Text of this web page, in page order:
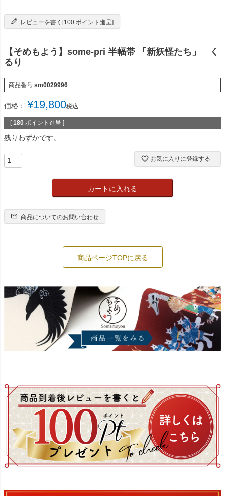
レビューを書く[100 ポイント進呈]
【そめもよう】some-pri 半幅帯 「新妖怪たち」 く
るり
商品番号 sm0029996
価格： ¥19,800税込
[ 180 ポイント進呈 ]
残りわずかです。
お気に入りに登録する
カートに入れる
商品についてのお問い合わせ
商品ページTOPに戻る